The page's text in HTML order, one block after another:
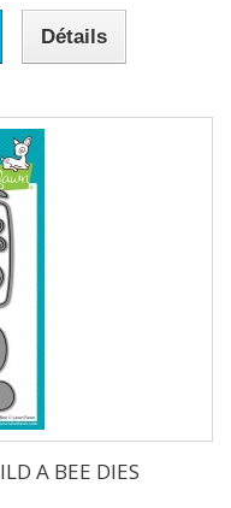
Détails
A BEE DIES